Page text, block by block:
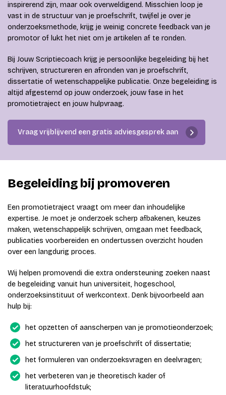
inspirerend zijn, maar ook overweldigend. Misschien loop je
vast in de structuur van je proefschrift, twijfel je over je
onderzoeksmethode, krijg je weinig concrete feedback van je
promotor of lukt het niet om je artikelen af te ronden.
Bij Jouw Scriptiecoach krijg je persoonlijke begeleiding bij het
schrijven, structureren en afronden van je proefschrift,
dissertatie of wetenschappelijke publicatie. Onze begeleiding is
altijd afgestemd op jouw onderzoek, jouw fase in het
promotietraject en jouw hulpvraag.
Vraag vrijblijvend een gratis adviesgesprek aan
Begeleiding bij promoveren
Een promotietraject vraagt om meer dan inhoudelijke
expertise. Je moet je onderzoek scherp afbakenen, keuzes
maken, wetenschappelijk schrijven, omgaan met feedback,
publicaties voorbereiden en ondertussen overzicht houden
over een langdurig proces.
Wij helpen promovendi die extra ondersteuning zoeken naast
de begeleiding vanuit hun universiteit, hogeschool,
onderzoeksinstituut of werkcontext. Denk bijvoorbeeld aan
hulp bij:
het opzetten of aanscherpen van je promotieonderzoek;
het structureren van je proefschrift of dissertatie;
het formuleren van onderzoeksvragen en deelvragen;
het verbeteren van je theoretisch kader of
literatuurhoofdstuk;